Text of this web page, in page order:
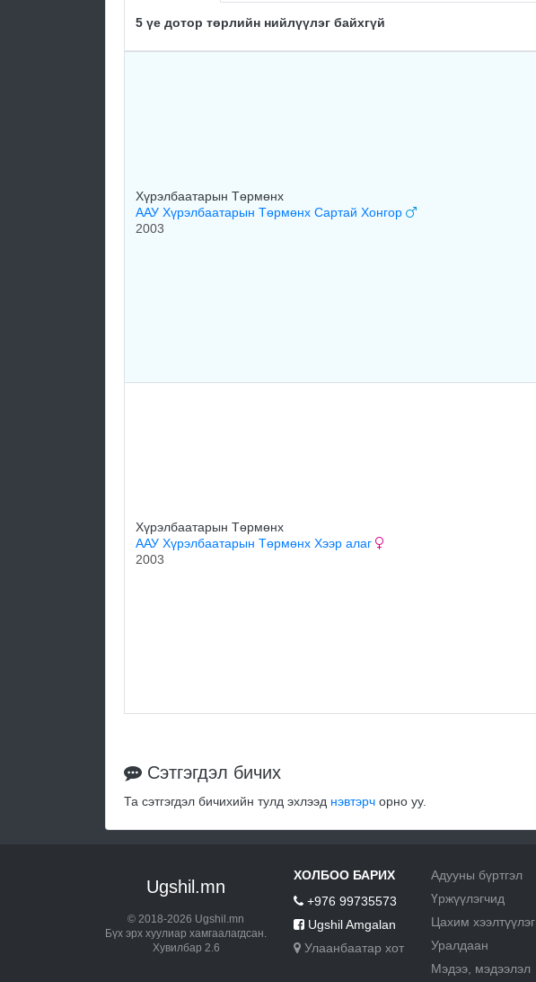
5 үе дотор төрлийн нийлүүлэг байхгүй
Хүрэлбаатарын Төрмөнх
ААУ Хүрэлбаатарын Төрмөнх Сартай Хонгор
2003
Хүрэлбаатарын Төрмөнх
ААУ Хүрэлбаатарын Төрмөнх Хээр алаг
2003
Сэтгэгдэл бичих
Та сэтгэгдэл бичихийн тулд эхлээд нэвтэрч орно уу.
Ugshil.mn
© 2018-2026 Ugshil.mn
Бүх эрх хуулиар хамгаалагдсан.
Хувилбар 2.6
ХОЛБОО БАРИХ
+976 99735573
Ugshil Amgalan
Улаанбаатар хот
Адууны бүртгэл
Үржүүлэгчид
Цахим хээлтүүлэг
Уралдаан
Мэдээ, мэдээлэл